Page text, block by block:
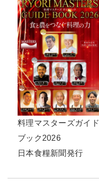
料理マスターズガイド
ブック2026
日本食糧新聞発行